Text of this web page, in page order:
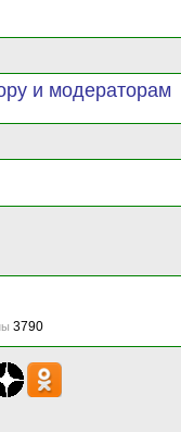
и модераторам
3790